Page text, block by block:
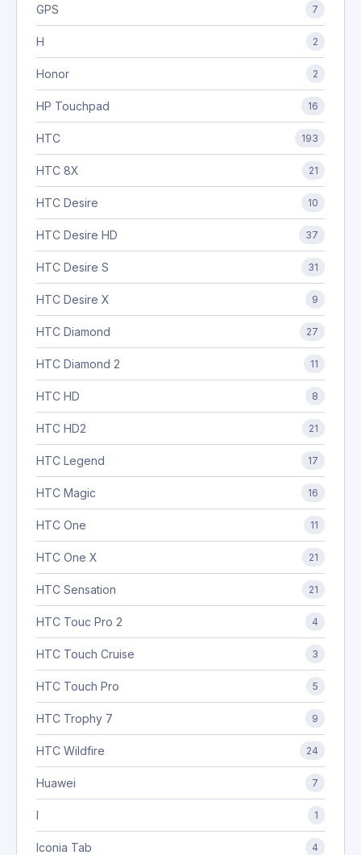
GPS 7
H 2
Honor 2
HP Touchpad 16
HTC 193
HTC 8X 21
HTC Desire 10
HTC Desire HD 37
HTC Desire S 31
HTC Desire X 9
HTC Diamond 27
HTC Diamond 2 11
HTC HD 8
HTC HD2 21
HTC Legend 17
HTC Magic 16
HTC One 11
HTC One X 21
HTC Sensation 21
HTC Touc Pro 2 4
HTC Touch Cruise 3
HTC Touch Pro 5
HTC Trophy 7 9
HTC Wildfire 24
Huawei 7
I 1
Iconia Tab 4